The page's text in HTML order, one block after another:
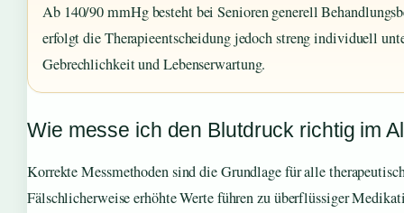
Ab 140/90 mmHg besteht bei Senioren generell
erfolgt die Therapieentscheidung jedoch streng individuell
Gebrechlichkeit und Lebenserwartung.
Wie messe ich den Blutdruck richtig im
Korrekte Messmethoden sind die Grundlage für alle
Fälschlicherweise erhöhte Werte führen zu überflüssiger